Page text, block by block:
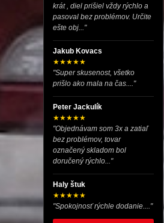
krát , diel prišiel vždy rýchlo a
pasoval bez problémov. Určite
ešte obj..."
Jakub Kovacs
★★★★★
"Super skusenost, všetko
prišlo ako mala na čas...."
Peter Jackulík
★★★★★
"Objednávam som 3x a zatiaľ
bez problémov, tovar
označený skladom bol
doručený rýchlo..."
Haly štuk
★★★★★
"Spokojnosť rýchle dodanie...."